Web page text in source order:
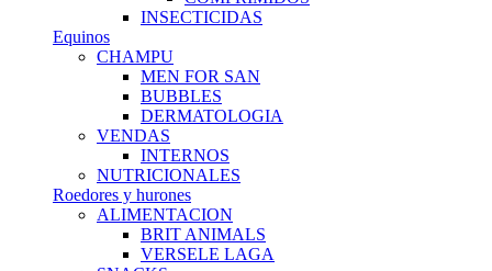
INSECTICIDAS
Equinos
CHAMPU
MEN FOR SAN
BUBBLES
DERMATOLOGIA
VENDAS
INTERNOS
NUTRICIONALES
Roedores y hurones
ALIMENTACION
BRIT ANIMALS
VERSELE LAGA